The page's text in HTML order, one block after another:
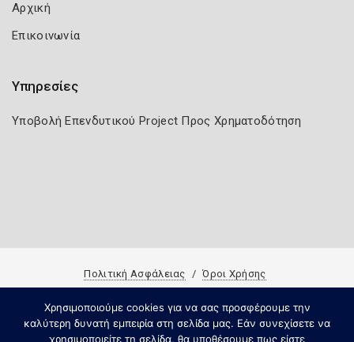
Αρχική
Επικοινωνία
Υπηρεσίες
Υποβολή Επενδυτικού Project Προς Χρηματοδότηση
Πολιτική Ασφάλειας
Όροι Χρήσης
Χρησιμοποιούμε cookies για να σας προσφέρουμε την
καλύτερη δυνατή εμπειρία στη σελίδα μας. Εάν συνεχίσετε να
χρησιμοποιείτε τη σελίδα, θα υποθέσουμε πως είστε